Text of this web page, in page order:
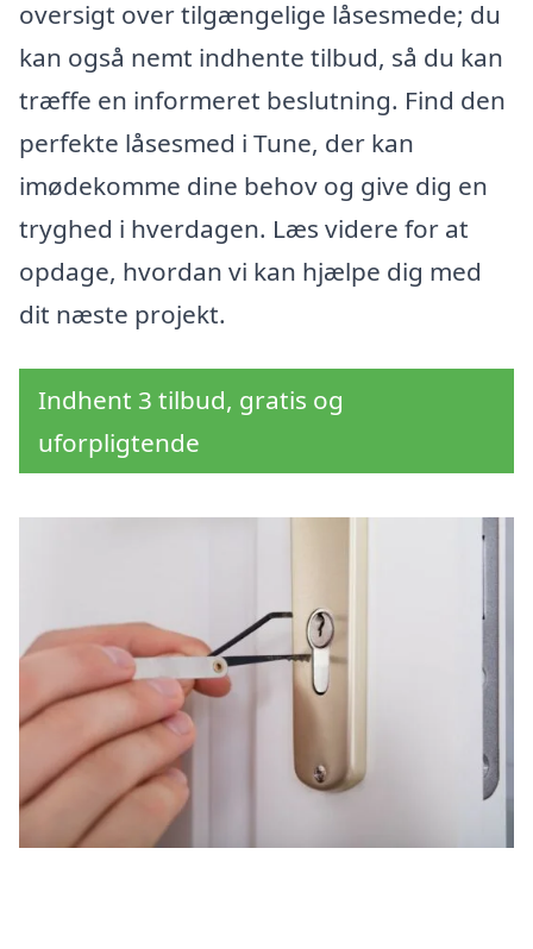
oversigt over tilgængelige låsesmede; du
kan også nemt indhente tilbud, så du kan
træffe en informeret beslutning. Find den
perfekte låsesmed i Tune, der kan
imødekomme dine behov og give dig en
tryghed i hverdagen. Læs videre for at
opdage, hvordan vi kan hjælpe dig med
dit næste projekt.
Indhent 3 tilbud, gratis og
uforpligtende